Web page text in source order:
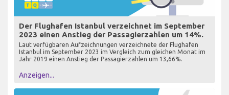
Der Flughafen Istanbul verzeichnet im September
2023 einen Anstieg der Passagierzahlen um 14%.
Laut verfügbaren Aufzeichnungen verzeichnete der Flughafen
Istanbul im September 2023 im Vergleich zum gleichen Monat im
Jahr 2019 einen Anstieg der Passagierzahlen um 13,66%.
Anzeigen...